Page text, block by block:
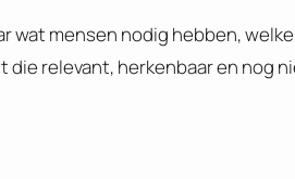
wat mensen nodig hebben,
relevant, herkenbaar en nog